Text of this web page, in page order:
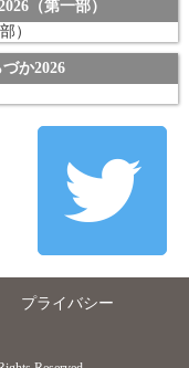
（第一部）
か2026
プライバシー